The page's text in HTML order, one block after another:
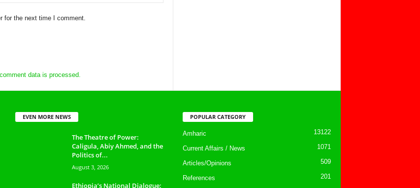
for the next time I comment.
data is processed.
EVEN MORE NEWS
The Theatre of Power:
Caligula, Abiy Ahmed, and the
Politics of...
August 3, 2026
Ethiopia’s National Dialogue:
POPULAR CATEGORY
Amharic 13122
Current Affairs / News 1071
Articles/Opinions 509
References
201